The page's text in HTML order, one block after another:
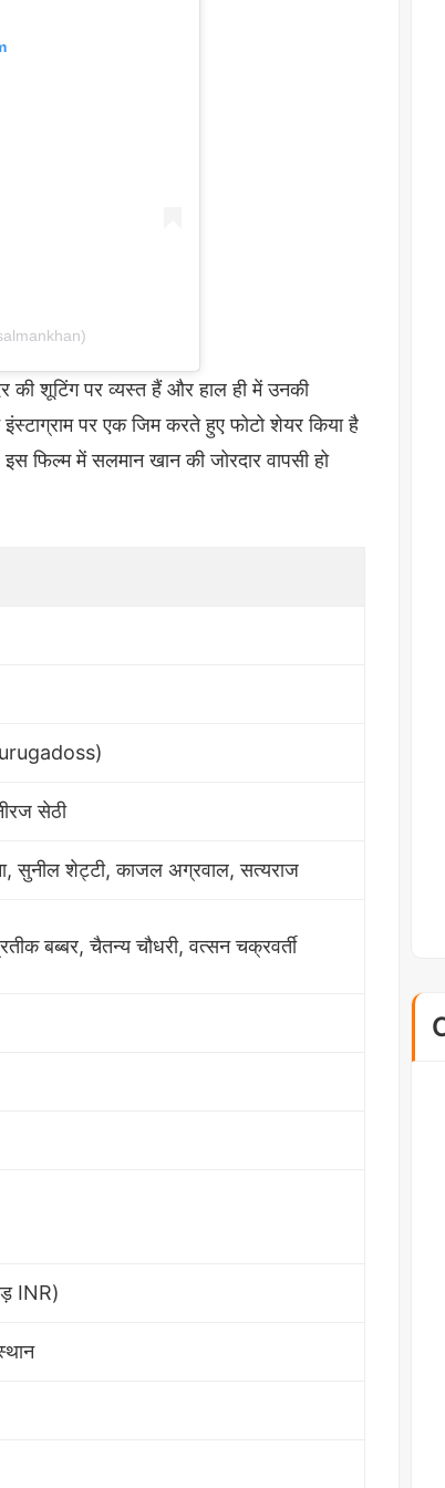
की शूटिंग पर व्यस्त हैं और हाल ही में उनकी
पर एक जिम करते हुए फोटो शेयर किया है
फिल्म में सलमान खान की जोरदार वापसी हो
सेठी
सुनील शेट्टी, काजल अग्रवाल, सत्यराज
बब्बर, चैतन्य चौधरी, वत्सन चक्रवर्ती
INR)